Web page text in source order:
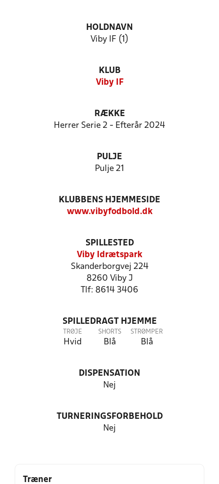
HOLDNAVN
Viby IF (1)
KLUB
Viby IF
RÆKKE
Herrer Serie 2 - Efterår 2024
PULJE
Pulje 21
KLUBBENS HJEMMESIDE
www.vibyfodbold.dk
SPILLESTED
Viby Idrætspark
Skanderborgvej 224
8260 Viby J
Tlf: 8614 3406
SPILLEDRAGT HJEMME
TRØJE
Hvid
SHORTS
Blå
STRØMPER
Blå
DISPENSATION
Nej
TURNERINGSFORBEHOLD
Nej
Træner